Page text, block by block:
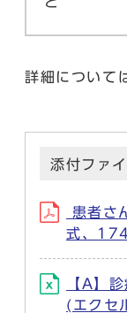
詳細について
添付ファ
患者さ
式、
【A】
(エクセ